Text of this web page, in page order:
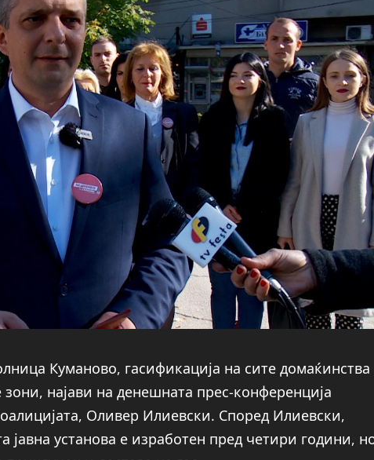
Куманово, гасификација на сите домаќинства
зони, најави на денешната прес-конференција
Оливер Илиевски. Според Илиевски,
јавна установа е изработен пред четири години,